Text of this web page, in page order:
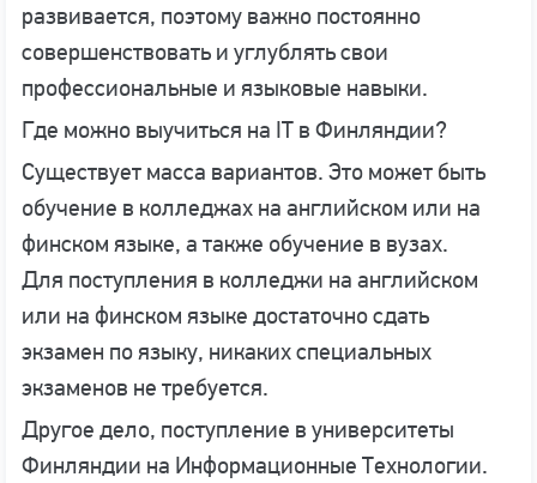
развивается, поэтому важно постоянно
совершенствовать и углублять свои
профессиональные и языковые навыки.
Где можно выучиться на IT в Финляндии?
Существует масса вариантов. Это может быть
обучение в колледжах на английском или на
финском языке, а также обучение в вузах.
Для поступления в колледжи на английском
или на финском языке достаточно сдать
экзамен по языку, никаких специальных
экзаменов не требуется.
Другое дело, поступление в университеты
Финляндии на Информационные Технологии.